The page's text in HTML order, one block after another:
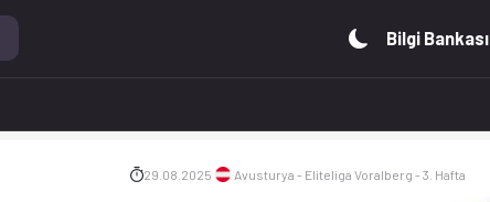
puan durumu ve iddaa oranları Ofsayt'ta. (29.08.2025)
Bilgi Bankası
29.08.2025 Avusturya - Eliteliga Voralberg - 3. Hafta